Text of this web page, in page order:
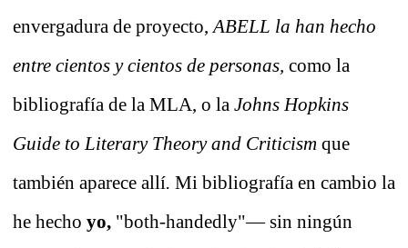
envergadura de proyecto,ABELL la han hecho
entre cientos y cientos de personas, como la
bibliografía de la MLA, o la Johns Hopkins
Guide to Literary Theory and Criticism que
también aparece allí. Mi bibliografía en cambio la
he hecho yo, "both-handedly"— sin ningún